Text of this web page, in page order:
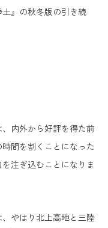
』の秋冬版の引き続
内外から好評を得た前
間を割くことになった
注ぎ込むことになりま
やはり北上高地と三陸